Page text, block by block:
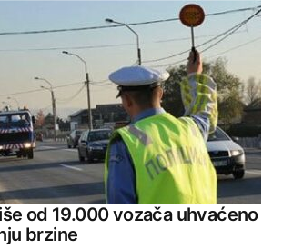
od 19.000 vozača uhvaćeno
brzine